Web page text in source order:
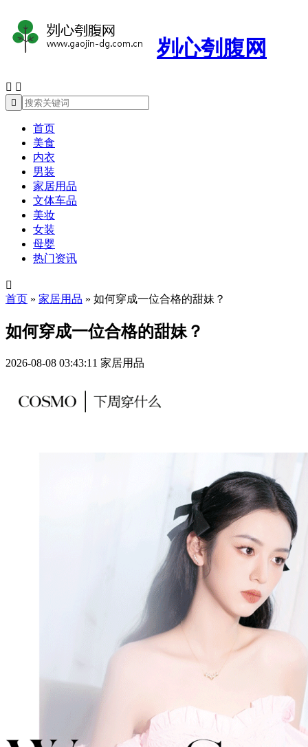
刿心刳腹网
 

首页
美食
内衣
男装
家居用品
文体车品
美妆
女装
母婴
热门资讯

首页 » 家居用品 » 如何穿成一位合格的甜妹？
如何穿成一位合格的甜妹？
2026-08-08 03:43:11 家居用品